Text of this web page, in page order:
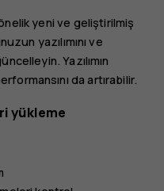
yeni ve geliştirilmiş
yazılımını ve
Yazılımın
da artırabilir.
yükleme